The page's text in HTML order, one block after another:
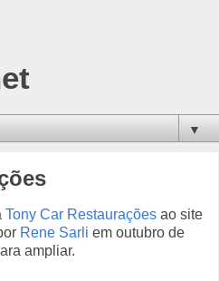
▼
Tony Car Restaurações ao site
Rene Sarli em outubro de
ampliar.